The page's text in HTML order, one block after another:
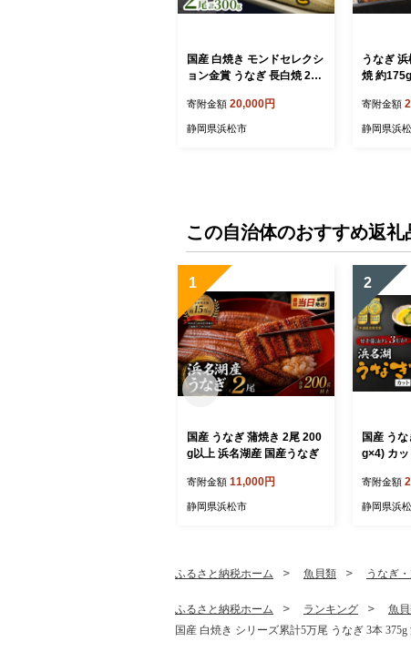
国産 白焼き モンドセレクシ
ョン金賞 うなぎ 長白焼 2尾
冷蔵 浜松
寄附金額 20,000円
静岡県浜松市
うなぎ
焼 約
日 丑の日
うなぎ 浜
寄附金額
静岡県浜
この自治体のおすすめ返礼
1
国産 うなぎ 蒲焼き 2尾 200
g以上 浜名湖産 国産うなぎ
寄附金額 11,000円
静岡県浜松市
2
国産 う
g×4) カ
寄附金額
静岡県浜
ふるさと納税ホーム 魚貝類 うなぎ
ふるさと納税ホーム ランキング 魚
国産 白焼き シリーズ累計5万尾 うなぎ 3本